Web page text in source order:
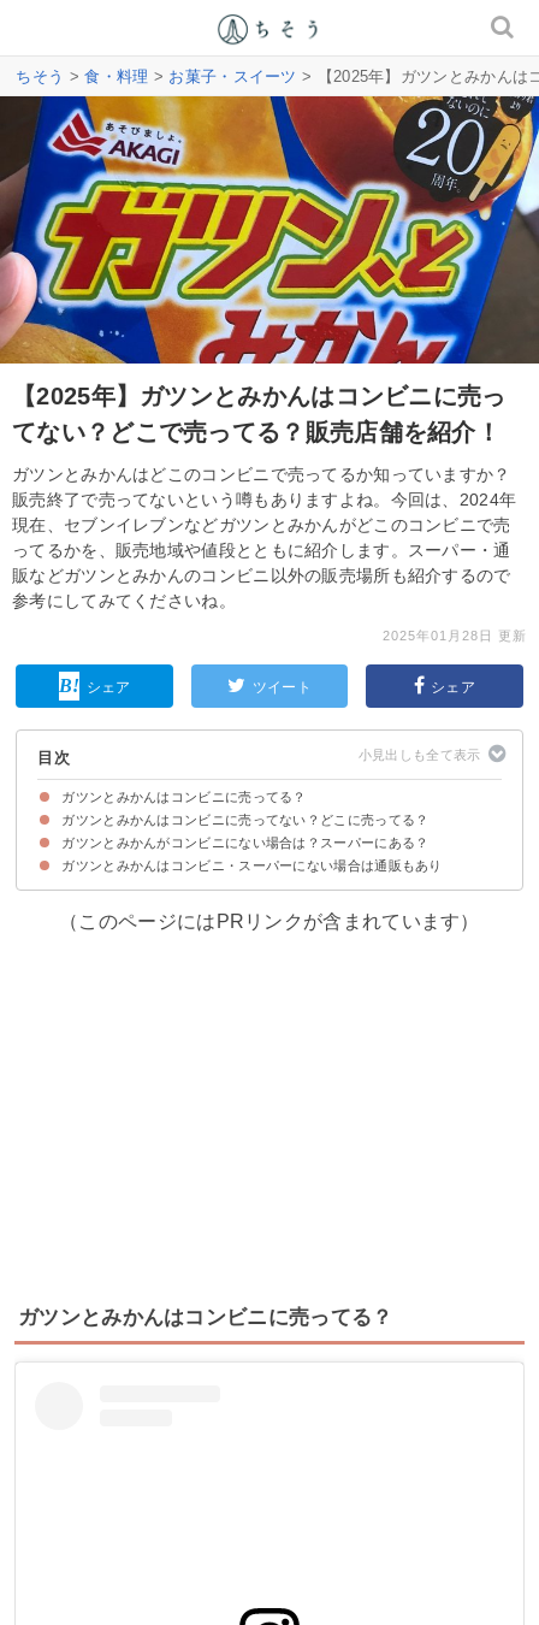
ちそう >食・料理 > お菓子・スイーツ > 【2025年】ガツンとみかんは
【2025年】ガツンとみかんはコンビニに売っ
てない？どこで売ってる？販売店舗を紹介！
ガツンとみかんはどこのコンビニで売ってるか知っていますか？
販売終了で売ってないという噂もありますよね。今回は、2024年
現在、セブンイレブンなどガツンとみかんがどこのコンビニで売
ってるかを、販売地域や値段とともに紹介します。スーパー・通
販などガツンとみかんのコンビニ以外の販売場所も紹介するので
参考にしてみてくださいね。
2025年01月28日 更新
シェア ツイート シェア
目次
ガツンとみかんはコンビニに売ってる？
ガツンとみかんは販売終了していない【2022年現在】
ガツンとみかんの販売地域・値段
ガツンとみかんはコンビニに売ってない？どこに売ってる？
①セブンイレブン
②ファミマ
③ローソン
ガツンとみかんがコンビニにない場合は？スーパーにある？
①イオン
②ドンキホーテ
③トライアル
④業務スーパー
⑤西友
ガツンとみかんはコンビニ・スーパーにない場合は通販もあり
（このページにはPRリンクが含まれています）
ガツンとみかんはコンビニに売ってる？